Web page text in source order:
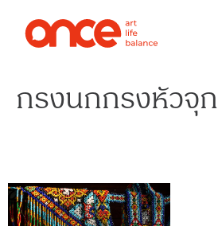
กรงนกกรงหัวจุก